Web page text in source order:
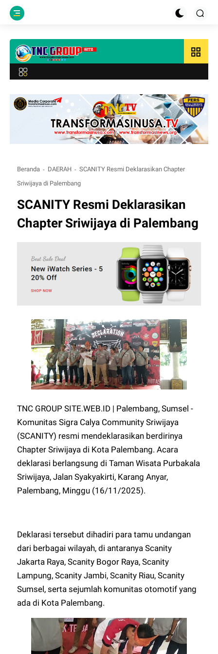
grid_view
Beranda DAERAH
SCANITY Resmi Deklarasikan Chapter
Sriwijaya di Palembang
SCANITY Resmi Deklarasikan
Chapter Sriwijaya di Palembang
TNC GROUP SITE.WEB.ID | Palembang, Sumsel -
Komunitas Sigra Calya Community Sriwijaya
(SCANITY) resmi mendeklarasikan berdirinya
Chapter Sriwijaya di Kota Palembang. Acara
deklarasi berlangsung di Taman Wisata Purbakala
Sriwijaya, Jalan Syakyakirti, Karang Anyar,
Palembang, Minggu (16/11/2025).
Deklarasi tersebut dihadiri para tamu undangan
dari berbagai wilayah, di antaranya Scanity
Jakarta Raya, Scanity Bogor Raya, Scanity
Lampung, Scanity Jambi, Scanity Riau, Scanity
Sumsel, serta sejumlah komunitas otomotif yang
ada di Kota Palembang.